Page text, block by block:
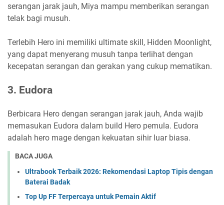
serangan jarak jauh, Miya mampu memberikan serangan
telak bagi musuh.
Terlebih Hero ini memiliki ultimate skill, Hidden Moonlight,
yang dapat menyerang musuh tanpa terlihat dengan
kecepatan serangan dan gerakan yang cukup mematikan.
3. Eudora
Berbicara Hero dengan serangan jarak jauh, Anda wajib
memasukan Eudora dalam build Hero pemula. Eudora
adalah hero mage dengan kekuatan sihir luar biasa.
BACA JUGA
Ultrabook Terbaik 2026: Rekomendasi Laptop Tipis dengan
Baterai Badak
Top Up FF Terpercaya untuk Pemain Aktif